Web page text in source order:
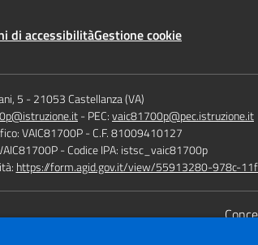
di accessibilitàGestione cookie
5 -21053 Castellanza (VA)
- PEC:vaic81700p@pec.istruzione.it
VAIC81700P - C.F. 81009410127
- Codice IPA: istsc_vaic81700p
https://form.agid.gov.it/view/55913280-978c-